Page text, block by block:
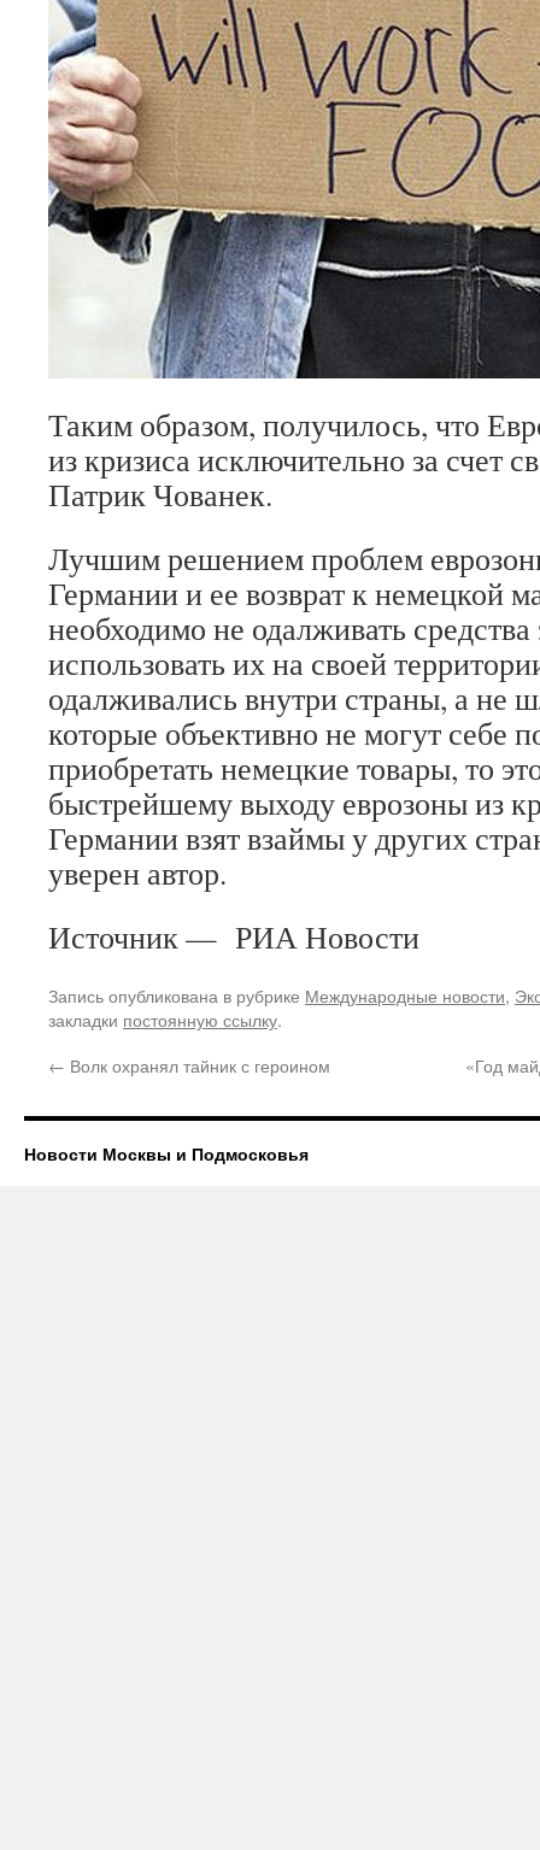
Таким образом, получилось, что
из кризиса исключительно за счет
Патрик Чованек.
Лучшим решением проблем
Германии и ее возврат к немецкой
необходимо не одалживать
использовать их на своей
одалживались внутри страны, а не
которые объективно не могут себе
приобретать немецкие товары, то
быстрейшему выходу еврозоны из
Германии взят взаймы у других
уверен автор.
Источник — РИА Новости
Запись опубликована в рубрике Международные новости,
закладки постоянную ссылку.
← Волк охранял тайник с героином «Год
Новости Москвы и Подмосковья